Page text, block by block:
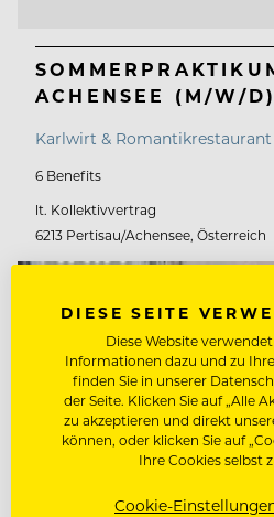
ACHENSEE (M/W/D)
Karlwirt &
6 Benefits
lt. Kollektivvertrag
6213 Pertisau/Achensee, Österreich
DIESE SEITE
Diese Website
Informationen dazu und zu
finden Sie in unserer
der Seite. Klicken Sie auf „Alle
zu akzeptieren und direkt
können, oder klicken Sie auf
Ihre Cookies selbst
Cookie-